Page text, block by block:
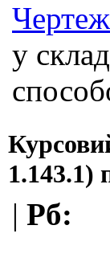
у
1.143.1)
| Рб: